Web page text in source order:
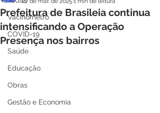
Vacinômetro
COVID-19
Saúde
Educação
Obras
Gestão e Economia
Prefeitura de Brasileia continua
intensificando a Operação
Presença nos bairros